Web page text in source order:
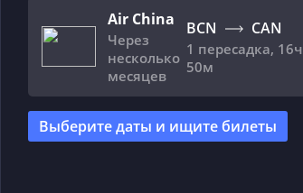
Air China
Через
несколько
месяцев
BCN CAN
1 пересадка, 16ч
50м
Выберите даты и ищите билеты